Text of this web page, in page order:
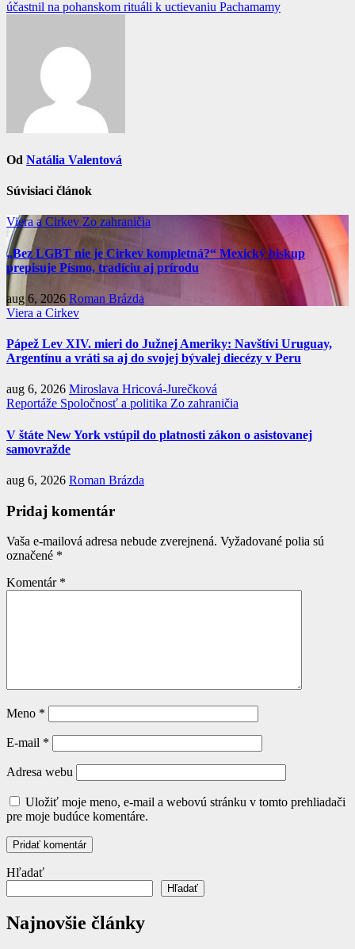
článku
účastnil na pohanskom rituáli k uctievaniu Pachamamy
Od Natália Valentová
Súvisiaci článok
Viera a Cirkev Zo zahraničia
„Bez LGBT nie je Cirkev kompletná?“ Mexický biskup
prepisuje Písmo, tradíciu aj prírodu
aug 6, 2026 Roman Brázda
Viera a Cirkev
Pápež Lev XIV. mieri do Južnej Ameriky: Navštívi Uruguay,
Argentínu a vráti sa aj do svojej bývalej diecézy v Peru
aug 6, 2026 Miroslava Hricová-Jurečková
Reportáže Spoločnosť a politika Zo zahraničia
V štáte New York vstúpil do platnosti zákon o asistovanej
samovražde
aug 6, 2026 Roman Brázda
Pridaj komentár
Vaša e-mailová adresa nebude zverejnená. Vyžadované polia sú
označené *
Komentár *
Meno *
E-mail *
Adresa webu
Uložiť moje meno, e-mail a webovú stránku v tomto prehliadači
pre moje budúce komentáre.
Hľadať
Hľadať
Najnovšie články